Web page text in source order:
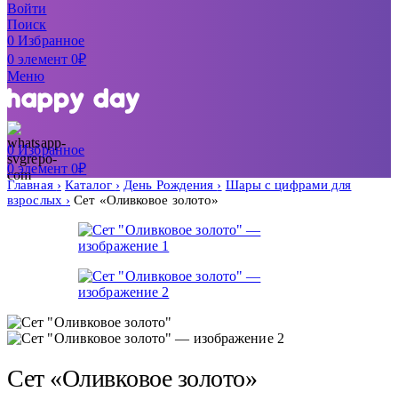
Войти
Поиск
0Избранное
0элемент 0₽
Меню
0Избранное
0элемент 0₽
Главная Каталог День Рождения
Шары с цифрами для
взрослых
Сет «Оливковое золото»
Сет «Оливковое золото»